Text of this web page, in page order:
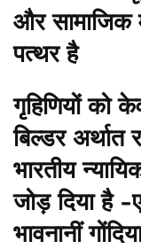
और सामाजिक
पत्थर है
गृहिणियों को
बिल्डर अर्थात
भारतीय
जोड़ दिया है
भावनानीं